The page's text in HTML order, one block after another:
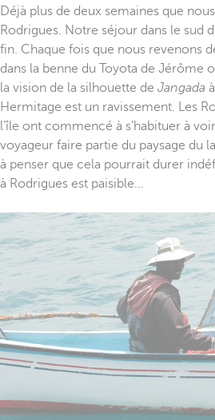
Déjà plus de deux semaines que
Rodrigues. Notre séjour dans le sud
fin. Chaque fois que nous revenons
dans la benne du Toyota de Jérôme
la vision de la silhouette de Jangada
Hermitage est un ravissement. Les
l’île ont commencé à s’habituer à
voyageur faire partie du paysage du
à penser que cela pourrait durer
à Rodrigues est paisible…